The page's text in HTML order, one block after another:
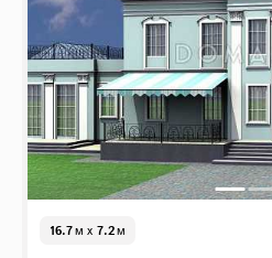
16.7м x 7.2м